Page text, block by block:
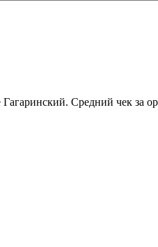
Средний чек за